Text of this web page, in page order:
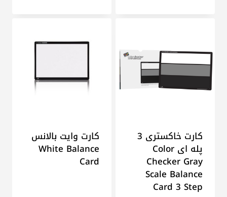
کارت خاکستری 3
پله ای Color
Checker Gray
Scale Balance
Card 3 Step
کارت وایت بالانس
White Balance
Card